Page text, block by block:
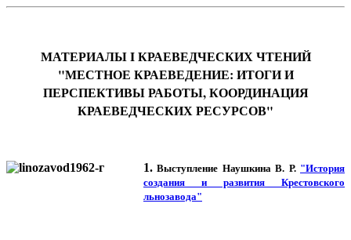
МАТЕРИАЛЫ I КРАЕВЕДЧЕСКИХ ЧТЕНИЙ
"МЕСТНОЕ КРАЕВЕДЕНИЕ: ИТОГИ И
ПЕРСПЕКТИВЫ РАБОТЫ, КООРДИНАЦИЯ
КРАЕВЕДЧЕСКИХ РЕСУРСОВ"
1. Выступление Наушкина В. Р. "История
создания и развития Крестовского
льнозавода"